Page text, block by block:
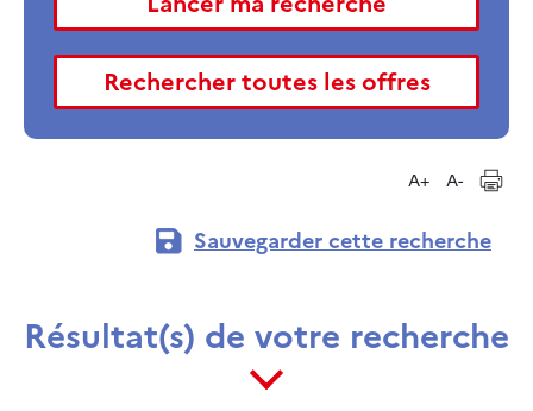
A+ A-
Sauvegarder cette recherche
Résultat(s) de votre recherche